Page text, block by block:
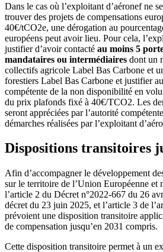
Dans le cas où l’exploitant d’aéronef ne
trouver des projets de compensations
40€/tCO2e, une dérogation au
européens peut avoir lieu. Pour cela,
justifier d’avoir contacté au moins 5
mandataires ou intermédiaires dont un
collectifs agricole Label Bas Carbone et
forestiers Label Bas Carbone et justifier
compétente de la non disponibilité en
du prix plafonds fixé à 40€/TCO2. Les
seront appréciées par l’autorité
démarches réalisées par l’exploitant
Dispositions transitoires
Afin d’accompagner le développement
sur le territoire de l’Union Européenne et
l’article 2 du Décret n°2022-667 du 26
décret du 23 juin 2025, et l’article 3 de
prévoient une disposition transitoire
de compensation jusqu’en 2031 compris.
Cette disposition transitoire permet à un